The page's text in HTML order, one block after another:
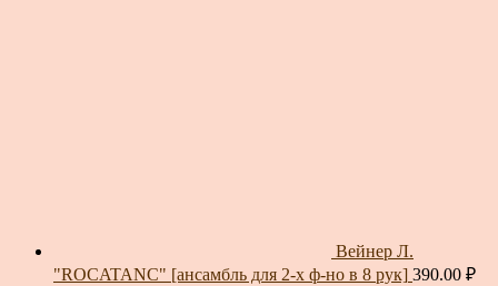
Вейнер Л.
"ROCATANC" [ансамбль для 2-х ф-но в 8 рук] 390.00 ₽